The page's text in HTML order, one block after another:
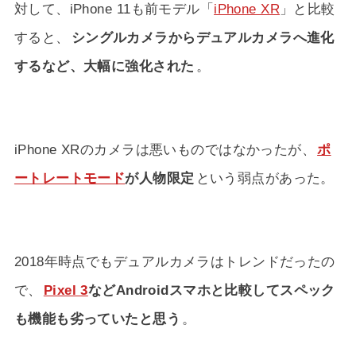
対して、iPhone 11も前モデル「 iPhone XR 」と比較
すると、
シングルカメラからデュアルカメラへ進化
するなど、大幅に強化された 。
iPhone XRのカメラは悪いものではなかったが、 ポ
ートレートモードが人物限定 という弱点があった。
2018年時点でもデュアルカメラはトレンドだったの
で、
Pixel 3などAndroidスマホと比較してスペック
も機能も劣っていたと思う 。